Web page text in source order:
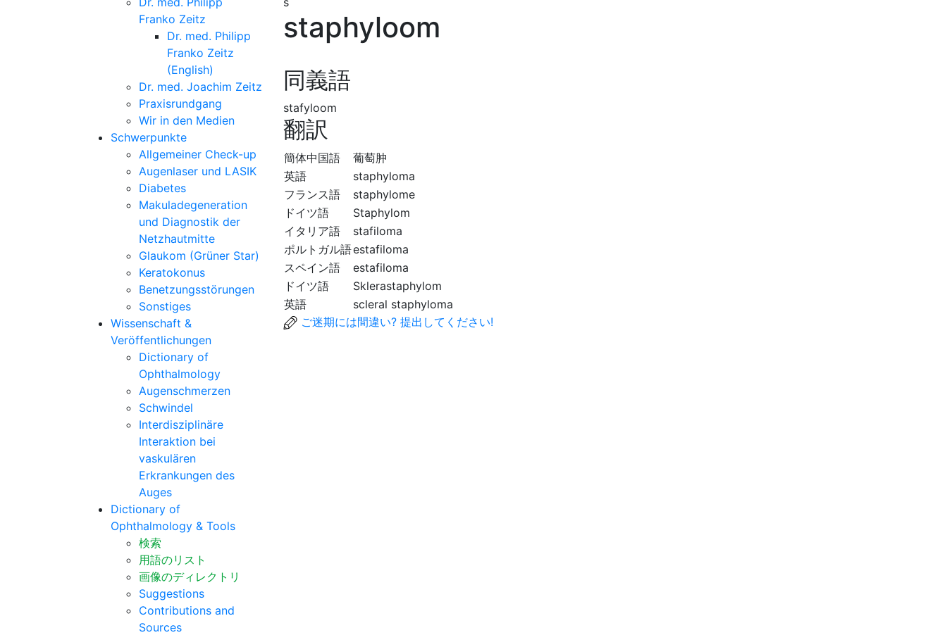
Franko Zeitz
Dr. med. Philipp
Franko Zeitz
(English)
Dr. med. Joachim Zeitz
Praxisrundgang
Wir in den Medien
Schwerpunkte
Allgemeiner Check-up
Augenlaser und LASIK
Diabetes
Makuladegeneration
und Diagnostik der
Netzhautmitte
Glaukom (Grüner Star)
Keratokonus
Benetzungsstörungen
Sonstiges
Wissenschaft &
Veröffentlichungen
Dictionary of
Ophthalmology
Augenschmerzen
Schwindel
Interdisziplinäre
Interaktion bei
vaskulären
Erkrankungen des
Auges
Dictionary of
Ophthalmology & Tools
検索
用語のリスト
画像のディレクトリ
Suggestions
Contributions and
Sources
staphyloom
同義語
stafyloom
翻訳
簡体中国語
葡萄肿
英語
staphyloma
フランス語
staphylome
ドイツ語
Staphylom
イタリア語
stafiloma
ポルトガル語estafiloma
スペイン語
estafiloma
ドイツ語
Sklerastaphylom
英語
scleral staphyloma
ご迷期には間違い? 提出してください!